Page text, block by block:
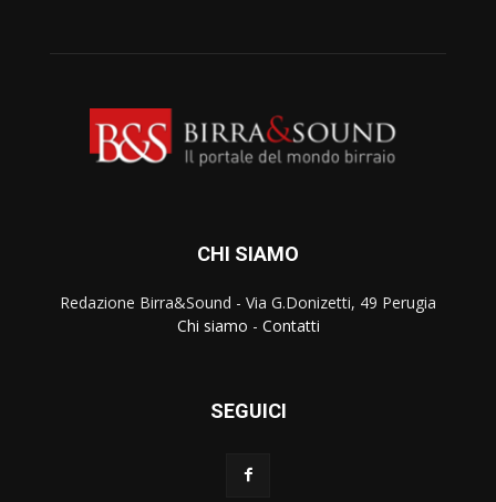
CHI SIAMO
Redazione Birra&Sound - Via G.Donizetti, 49 Perugia
Chi siamo - Contatti
SEGUICI